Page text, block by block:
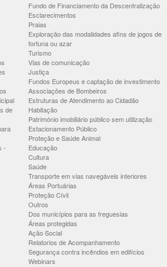
de
-
Fundo de Financiamento da Descentralização
Esclarecimentos
Praias
Exploração das modalidades afins de jogos de
fortuna ou azar
Turismo
Vias de comunicação
Justiça
Fundos Europeus e captação de investimento
Associações de Bombeiros
Estruturas de Atendimento ao Cidadão
Habitação
Património imobiliário público sem utilização
Estacionamento Público
Proteção e Saúde Animal
Educação
Cultura
Saúde
Transporte em vias navegáveis interiores
Áreas Portuárias
Proteção Cívil
Outros
Dos municípios para as freguesias
Áreas protegidas
Ação Social
Relatorios de Acompanhamento
Segurança contra incêndios em edifícios
Webinars